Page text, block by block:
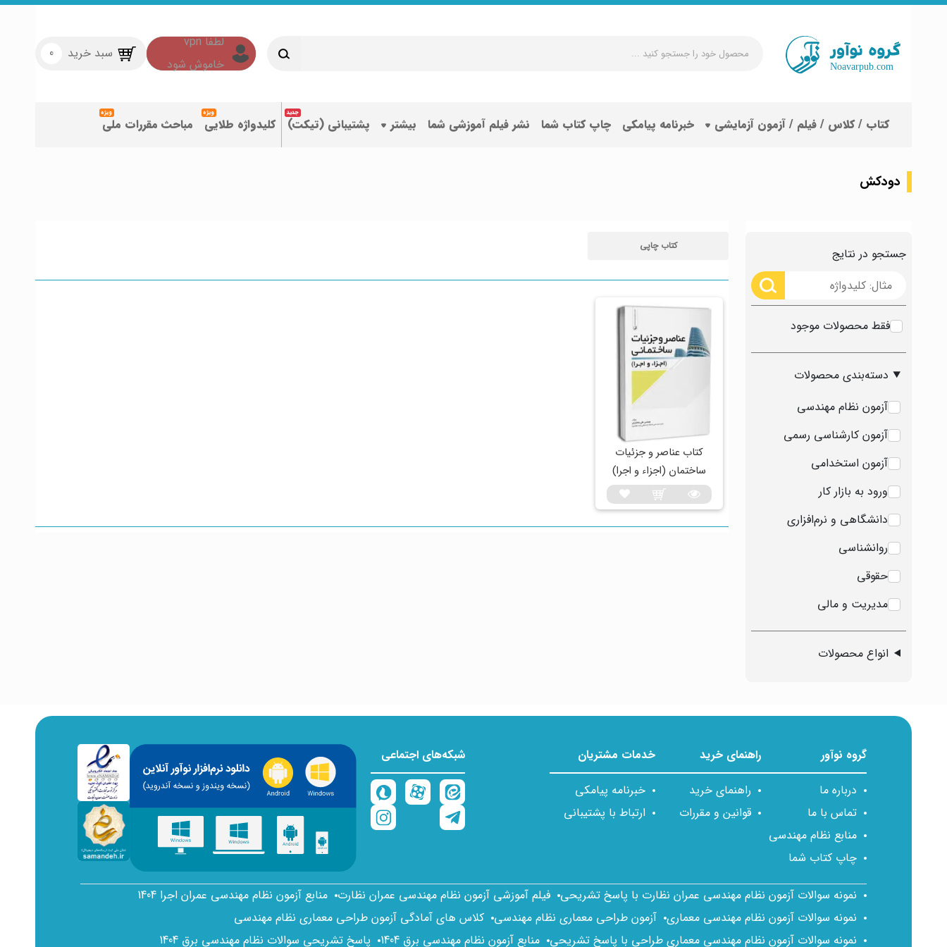
جستجو
کنید
سبد خرید 0
کتاب / کلاس / فیلم / آزمون آزمایشی خبرنامه پیامکی چاپ کتاب شما نشر فیلم آموزشی شما بیشتر پشتیبانی (تیکت) کلیدواژه طلایی مباحث مقررات ملی
دودکش
جستجو در نتایج
فقط محصولات موجود
دسته‌بندی محصولات
آزمون نظام مهندسی
آزمون کارشناسی رسمی
آزمون استخدامی
ورود به بازار کار
دانشگاهی و نرم‌افزاری
روانشناسی
حقوقی
مدیریت و مالی
انواع محصولات
کتاب چاپی
کتاب عناصر و جزئیات
ساختمان (اجزاء و اجرا)
گروه نوآور
درباره ما
تماس با ما
منابع نظام مهندسی
چاپ کتاب شما
راهنمای خرید
راهنمای خرید
قوانین و مقررات
خدمات مشتریان
خبرنامه پیامکی
ارتباط با پشتیبانی
شبکه‌های اجتماعی
نمونه سوالات آزمون نظام مهندسی عمران نظارت با پاسخ تشریحی فیلم آموزشی آزمون نظام مهندسی عمران نظارت منابع آزمون نظام مهندسی عمران اجرا 1404
نمونه سوالات آزمون نظام مهندسی معماری آزمون طراحی معماری نظام مهندسی کلاس های آمادگی آزمون طراحی معماری نظام مهندسی
نمونه سوالات آزمون نظام مهندسی معماری طراحی با پاسخ تشریحی منابع آزمون نظام مهندسی برق 1404 پاسخ تشریحی سوالات نظام مهندسی برق 1404